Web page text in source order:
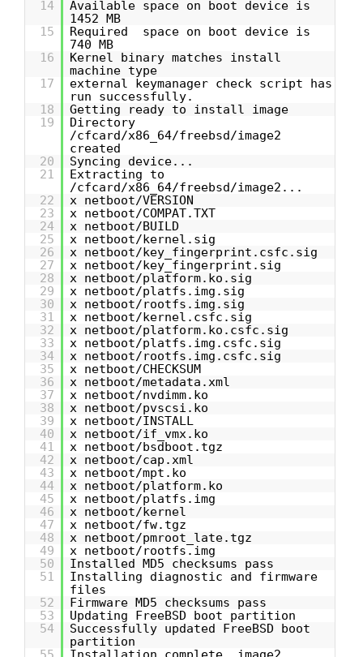
14
Available space on boot device is
1452 MB
15
Required space on boot device is
740 MB
16
Kernel binary matches install
machine type
17
external keymanager check script has
run successfully.
18
Getting ready to install image
19
Directory
/cfcard/x86_64/freebsd/image2
created
20
Syncing device...
21
Extracting to
/cfcard/x86_64/freebsd/image2...
22
x netboot/VERSION
23
x netboot/COMPAT.TXT
24
x netboot/BUILD
25
x netboot/kernel.sig
26
x netboot/key_fingerprint.csfc.sig
27
x netboot/key_fingerprint.sig
28
x netboot/platform.ko.sig
29
x netboot/platfs.img.sig
30
x netboot/rootfs.img.sig
31
x netboot/kernel.csfc.sig
32
x netboot/platform.ko.csfc.sig
33
x netboot/platfs.img.csfc.sig
34
x netboot/rootfs.img.csfc.sig
35
x netboot/CHECKSUM
36
x netboot/metadata.xml
37
x netboot/nvdimm.ko
38
x netboot/pvscsi.ko
39
x netboot/INSTALL
40
x netboot/if_vmx.ko
41
x netboot/bsdboot.tgz
42
x netboot/cap.xml
43
x netboot/mpt.ko
44
x netboot/platform.ko
45
x netboot/platfs.img
46
x netboot/kernel
47
x netboot/fw.tgz
48
x netboot/pmroot_late.tgz
49
x netboot/rootfs.img
50
Installed MD5 checksums pass
51
Installing diagnostic and firmware
files
52
Firmware MD5 checksums pass
53
Updating FreeBSD boot partition
54
Successfully updated FreeBSD boot
partition